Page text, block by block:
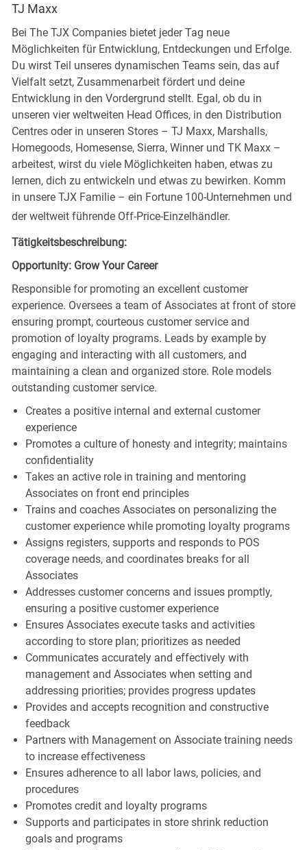
TJ Maxx
Bei The TJX Companies bietet jeder Tag neue
Möglichkeiten für Entwicklung, Entdeckungen und Erfolge.
Du wirst Teil unseres dynamischen Teams sein, das auf
Vielfalt setzt, Zusammenarbeit fördert und deine
Entwicklung in den Vordergrund stellt. Egal, ob du in
unseren vier weltweiten Head Offices, in den Distribution
Centres oder in unseren Stores – TJ Maxx, Marshalls,
Homegoods, Homesense, Sierra, Winner und TK Maxx –
arbeitest, wirst du viele Möglichkeiten haben, etwas zu
lernen, dich zu entwickeln und etwas zu bewirken. Komm
in unsere TJX Familie – ein Fortune 100-Unternehmen und
der weltweit führende Off-Price-Einzelhändler.
Tätigkeitsbeschreibung:
Opportunity: Grow Your Career
Responsible for promoting an excellent customer
experience. Oversees a team of Associates at front of store
ensuring prompt, courteous customer service and
promotion of loyalty programs. Leads by example by
engaging and interacting with all customers, and
maintaining a clean and organized store. Role models
outstanding customer service.
Creates a positive internal and external customer
experience
Promotes a culture of honesty and integrity; maintains
confidentiality
Takes an active role in training and mentoring
Associates on front end principles
Trains and coaches Associates on personalizing the
customer experience while promoting loyalty programs
Assigns registers, supports and responds to POS
coverage needs, and coordinates breaks for all
Associates
Addresses customer concerns and issues promptly,
ensuring a positive customer experience
Ensures Associates execute tasks and activities
according to store plan; prioritizes as needed
Communicates accurately and effectively with
management and Associates when setting and
addressing priorities; provides progress updates
Provides and accepts recognition and constructive
feedback
Partners with Management on Associate training needs
to increase effectiveness
Ensures adherence to all labor laws, policies, and
procedures
Promotes credit and loyalty programs
Supports and participates in store shrink reduction
goals and programs